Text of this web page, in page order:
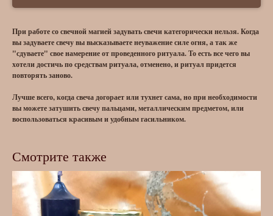
При работе со свечной магией задувать свечи категорически нельзя. Когда
вы задуваете свечу вы высказываете неуважение силе огня, а так же
"сдуваете" свое намерение от проведенного ритуала. То есть все чего вы
хотели достичь по средствам ритуала, отменено, и ритуал придется
повторять заново.
Лучше всего, когда свеча догорает или тухнет сама, но при необходимости
вы можете затушить свечу пальцами, металлическим предметом, или
воспользоваться красивым и удобным гасильником.
Смотрите также